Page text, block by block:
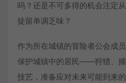
吗？还是不可多得的机会注定
徒留单调乏味？
作为所在城镇的冒险者公会成
保护城镇中的居民——狩猎、
技艺，准备应对未来可能到来的